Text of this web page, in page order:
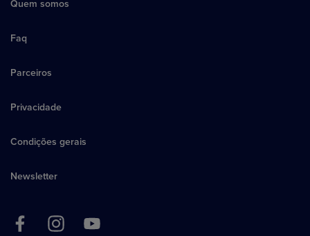
Quem somos
Faq
Parceiros
Privacidade
Condições gerais
Newsletter